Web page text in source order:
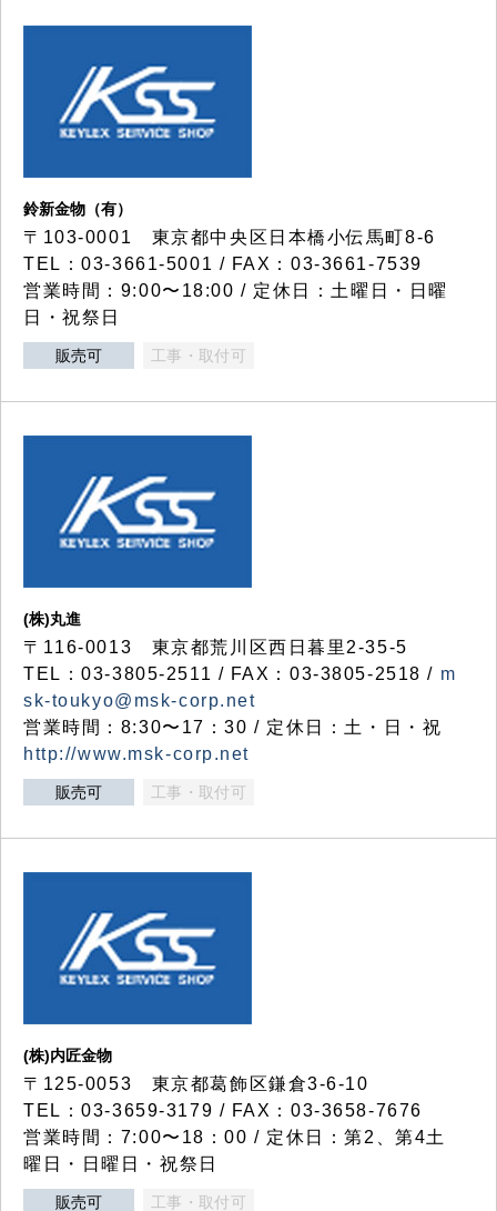
鈴新金物（有）
〒103-0001 東京都中央区日本橋小伝馬町8-6
TEL：03-3661-5001 / FAX：03-3661-7539
営業時間：9:00〜18:00 / 定休日：土曜日・日曜
日・祝祭日
販売可 工事・取付可
(株)丸進
〒116-0013 東京都荒川区西日暮里2-35-5
TEL：03-3805-2511 / FAX：03-3805-2518 / m
sk-toukyo@msk-corp.net
営業時間：8:30〜17：30 / 定休日：土・日・祝
http://www.msk-corp.net
販売可 工事・取付可
(株)内匠金物
〒125-0053 東京都葛飾区鎌倉3-6-10
TEL：03-3659-3179 / FAX：03-3658-7676
営業時間：7:00〜18：00 / 定休日：第2、第4土
曜日・日曜日・祝祭日
販売可 工事・取付可